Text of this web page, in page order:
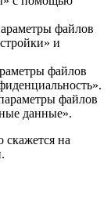
файлов
и
файлов
файлов
данные».
скажется на